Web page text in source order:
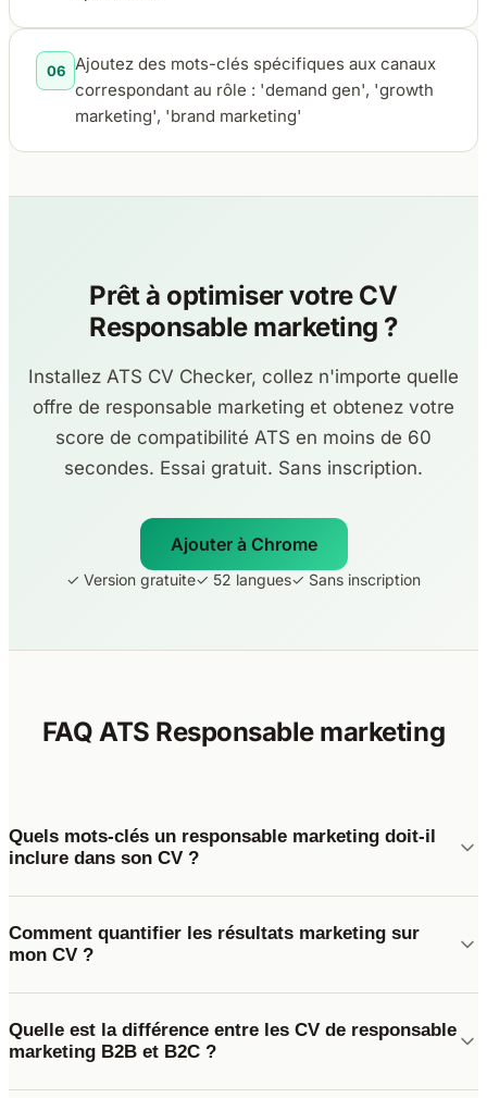
06 Ajoutez des mots-clés spécifiques aux canaux
correspondant au rôle : 'demand gen', 'growth
marketing', 'brand marketing'
Prêt à optimiser votre CV
Responsable marketing ?
Installez ATS CV Checker, collez n'importe quelle
offre de responsable marketing et obtenez votre
score de compatibilité ATS en moins de 60
secondes. Essai gratuit. Sans inscription.
Ajouter à Chrome
✓ Version gratuite✓ 52 langues✓ Sans inscription
FAQ ATS Responsable marketing
Quels mots-clés un responsable marketing doit-il
inclure dans son CV ?
Comment quantifier les résultats marketing sur
mon CV ?
Quelle est la différence entre les CV de responsable
marketing B2B et B2C ?